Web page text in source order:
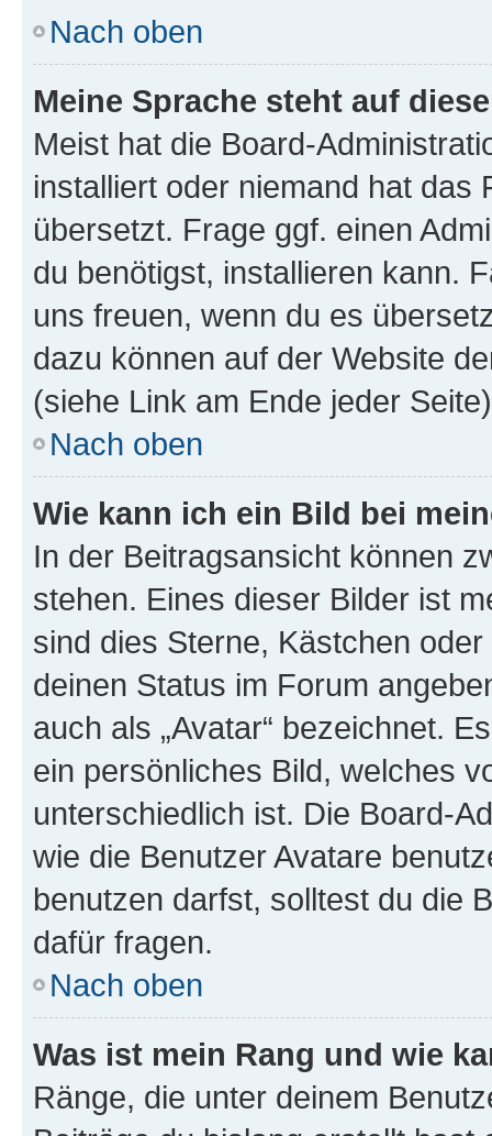
Nach oben
Meine Sprache steht auf
Meist hat die Board-
installiert oder niemand hat das
übersetzt. Frage ggf. einen
du benötigst, installieren kann.
uns freuen, wenn du es
dazu können auf der Website
(siehe Link am Ende jeder
Nach oben
Wie kann ich ein Bild bei
In der Beitragsansicht können
stehen. Eines dieser Bilder ist
sind dies Sterne, Kästchen
deinen Status im Forum
auch als „Avatar“ bezeichnet.
ein persönliches Bild, welches
unterschiedlich ist. Die Board-
wie die Benutzer Avatare
benutzen darfst, solltest du die
dafür fragen.
Nach oben
Was ist mein Rang und wie
Ränge, die unter deinem